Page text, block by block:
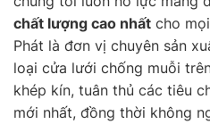
chất lượng cao nhất cho
Phát là đơn vị chuyên sản
loại cửa lưới chống muỗi
khép kín, tuân thủ các tiêu
mới nhất, đồng thời không